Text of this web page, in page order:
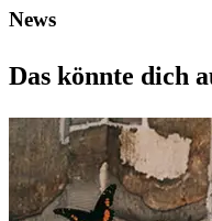
News
Das könnte dich